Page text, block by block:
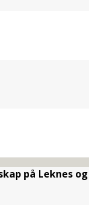
på Leknes og